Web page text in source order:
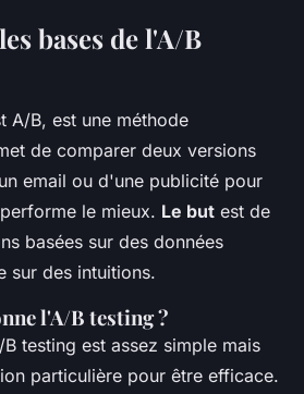
bases de l'A/B
A/B, est une méthode
de comparer deux versions
email ou d'une publicité pour
le mieux. Le but est de
basées sur des données
sur des intuitions.
l'A/B testing ?
testing est assez simple mais
particulière pour être efficace.